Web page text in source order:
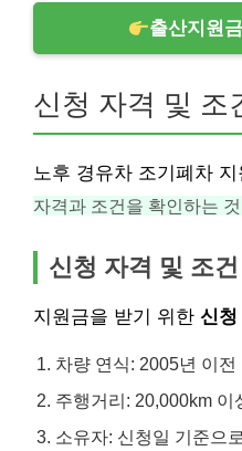
출산지원
신청 자격 및 조
노후 경유차 조기폐차
자격과 조건을 확인하는
신청 자격 및 조건
지원금을 받기 위한 신청
차량 연식: 2005년 이
주행거리: 20,000km 이
소유자: 신청일 기준으